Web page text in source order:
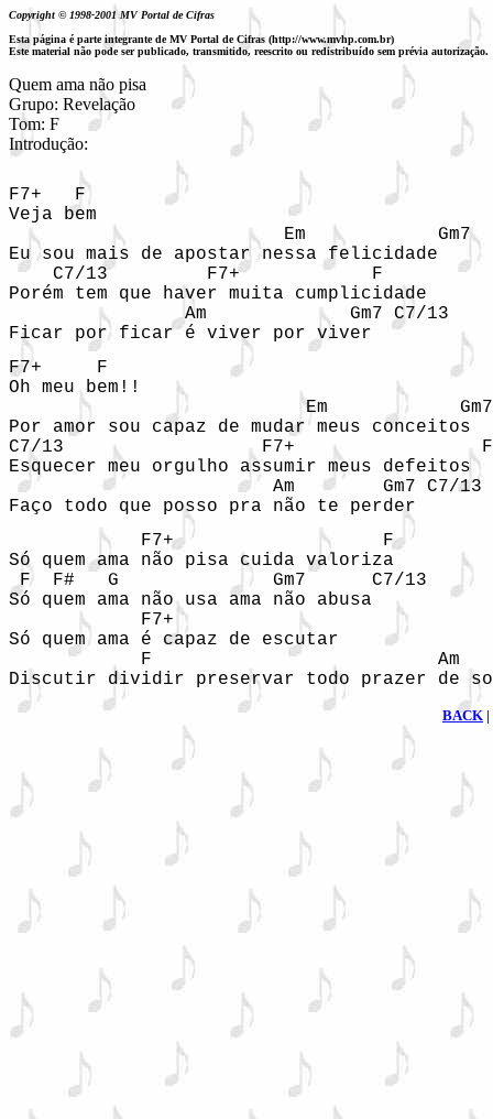
Copyright © 1998-2001 MV Portal de Cifras
Esta página é parte integrante de MV Portal de Cifras (http://www.mvhp.com.br)
Este material não pode ser publicado, transmitido, reescrito ou redistribuído sem prévia autorização.
Quem ama não pisa
Grupo: Revelação
Tom: F
Introdução:
F7+   F
Veja bem
                         Em            Gm7
Eu sou mais de apostar nessa felicidade
    C7/13         F7+            F
Porém tem que haver muita cumplicidade
                Am             Gm7 C7/13
F7+     F
Oh meu bem!!
                           Em            Gm7
Por amor sou capaz de mudar meus conceitos
C7/13                  F7+                 F
Esquecer meu orgulho assumir meus defeitos
                        Am        Gm7 C7/13
            F7+                   F
Só quem ama não pisa cuida valoriza
F  F#   G              Gm7      C7/13
Só quem ama não usa ama não abusa
            F7+
Só quem ama é capaz de escutar
F                          Am
Discutir dividir preservar todo prazer de
BACK |